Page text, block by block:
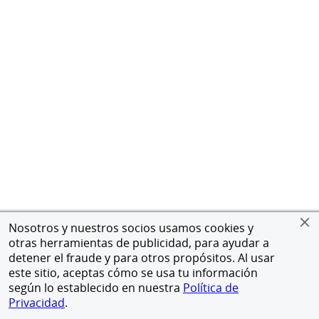
Nosotros y nuestros socios usamos cookies y
otras herramientas de publicidad, para ayudar a
detener el fraude y para otros propósitos. Al usar
este sitio, aceptas cómo se usa tu información
según lo establecido en nuestra Política de
Privacidad.